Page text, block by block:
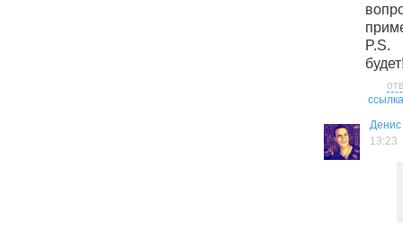
P.S.
ссылка
13:23